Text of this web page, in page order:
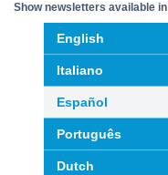
Show newsletters available in
English
Italiano
Español
Português
Dutch